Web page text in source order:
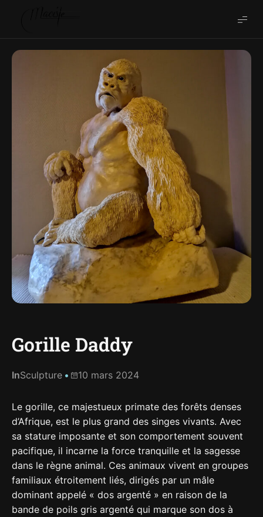
-
Gorille Daddy
InSculpture 10 mars 2024
Le gorille, ce majestueux primate des forêts denses
d’Afrique, est le plus grand des singes vivants. Avec
sa stature imposante et son comportement souvent
pacifique, il incarne la force tranquille et la sagesse
dans le règne animal. Ces animaux vivent en groupes
familiaux étroitement liés, dirigés par un mâle
dominant appelé « dos argenté » en raison de la
bande de poils gris argenté qui marque son dos à